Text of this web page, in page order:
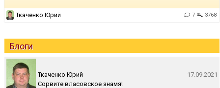
Ткаченко Юрий 7 3768
Блоги
Ткаченко Юрий
17.09.2021
Сорвите власовское знамя!